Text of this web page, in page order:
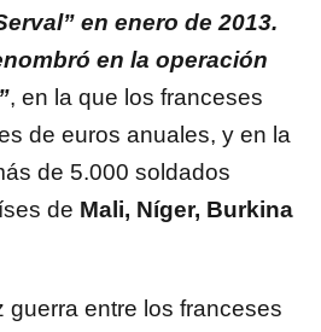
en enero de 2013.
en la operación
, en la que los franceses
de euros anuales, y en la
de 5.000 soldados
de Mali, Níger, Burkina
guerra entre los franceses